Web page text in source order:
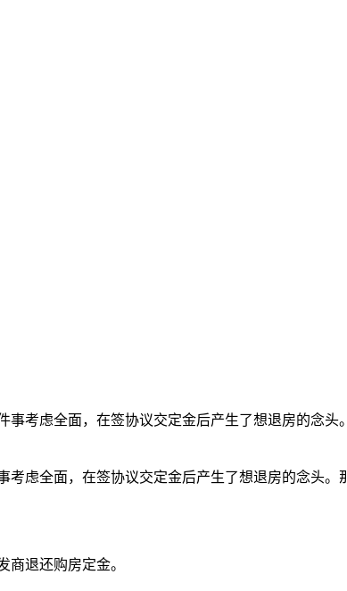
考虑全面，在签协议交定金后产生了想退房的念头
虑全面，在签协议交定金后产生了想退房的念头。
退还购房定金。